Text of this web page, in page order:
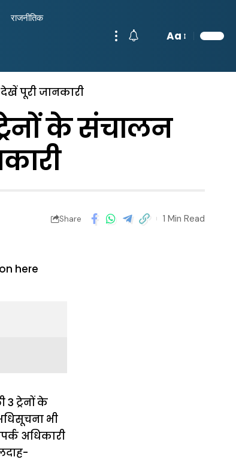
राजनीतिक
Aa
पूरी जानकारी
के संचालन
Share 1 Min Read
3 ट्रेनों के
भी
अधिकारी